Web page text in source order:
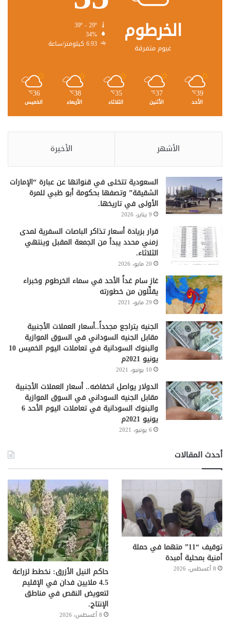
الخرطوم
غيوم متفرقة
34%
6.93 كيلومتر/ساعة
39
℃
الأحد
37
℃
الأثنين
35
℃
الثلاثاء
38
℃
الأربعاء
36
℃
الخميس
الأشهر الأخيرة
السعودية تتخلى في قنواتها عن عبارة “الإمارات
الشقيقة” وتصفها بحكومة أبو ظبي للمرة
الأولى في تاريخها.
9 يناير، 2026
قرار بزيادة أسعار تذاكر الباصات السفرية لمدى
زمني محدد يبدأ من الجمعة المقبل وينتهي
الثلاثاء.
20 مايو، 2026
غاز سام غداً الأحد في سماء الخرطوم وخبراء
يقلِّلون من خطورته
29 مايو، 2021
الجنيه يتراجع مجدداً..أسعار العملات الأجنبية
مقابل الجنيه السوداني في السوق الموازية
والبنوك السودانية في تعاملات اليوم الخميس 10
يونيو 2021م
10 يونيو، 2021
الدولار يواصل انخفاضه.. أسعار العملات الأجنبية
مقابل الجنيه السوداني في السوق الموازية
والبنوك السودانية في تعاملات اليوم الأحد 6
يونيو 2021م
6 يونيو، 2021
أحدث المقالات
توقيف “11” متهما في حملة
أمنية بمحلية أمبدة
8 أغسطس، 2026 حاكم النيل الأزرق: نخطط لزراعة
4.5 ملايين فدان في الإقليم
لتعويض النقص في مناطق
الإنتاج.
8 أغسطس، 2026